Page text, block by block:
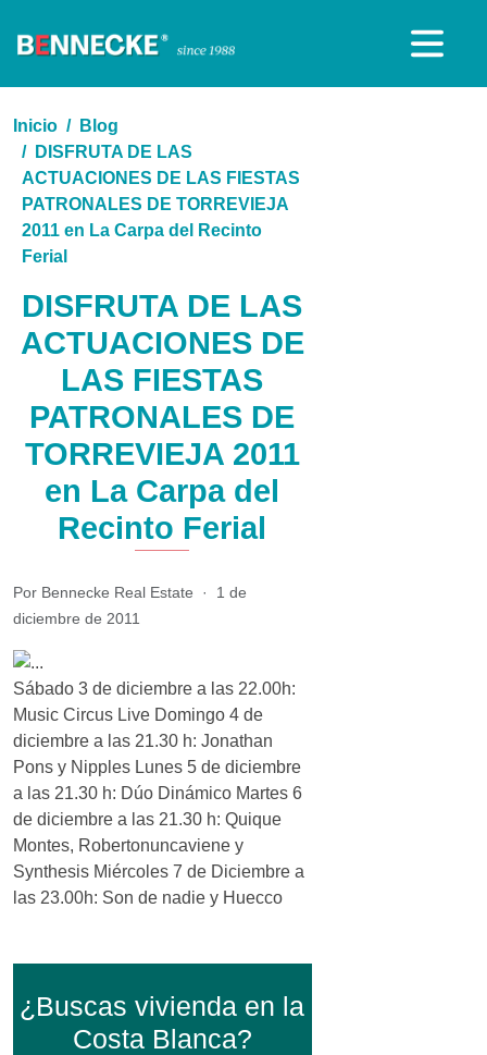
Inicio
Blog
DISFRUTA DE LAS
ACTUACIONES DE LAS FIESTAS
PATRONALES DE TORREVIEJA
2011 en La Carpa del Recinto
Ferial
DISFRUTA DE LAS
ACTUACIONES DE
LAS FIESTAS
PATRONALES DE
TORREVIEJA 2011
en La Carpa del
Recinto Ferial
Por Bennecke Real Estate · 1 de
diciembre de 2011
Sábado 3 de diciembre a las 22.00h:
Music Circus Live Domingo 4 de
diciembre a las 21.30 h: Jonathan
Pons y Nipples Lunes 5 de diciembre
a las 21.30 h: Dúo Dinámico Martes 6
de diciembre a las 21.30 h: Quique
Montes, Robertonuncaviene y
Synthesis Miércoles 7 de Diciembre a
las 23.00h: Son de nadie y Huecco
¿Buscas vivienda en la
Costa Blanca?